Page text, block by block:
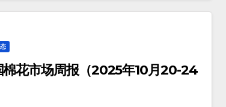
棉花市场周报（2025年10月20-24